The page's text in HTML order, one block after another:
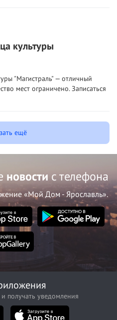
культуры
"Магистраль" — отличный
мест ограничено. Записаться
ещё
новости с телефона
«Мой Дом - Ярославль».
получать уведомления